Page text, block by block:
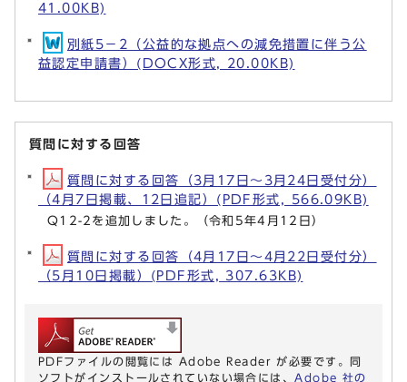
41.00KB)
別紙5－2（公益的な拠点への減免措置に伴う公
益認定申請書）(DOCX形式, 20.00KB)
質問に対する回答
質問に対する回答（3月17日～3月24日受付分）
（4月7日掲載、12日追記）(PDF形式, 566.09KB)
Q12-2を追加しました。（令和5年4月12日）
質問に対する回答（4月17日～4月22日受付分）
（5月10日掲載）(PDF形式, 307.63KB)
PDFファイルの閲覧には Adobe Reader が必要です。同
ソフトがインストールされていない場合には、 Adobe 社の